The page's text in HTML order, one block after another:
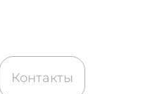
Контакты